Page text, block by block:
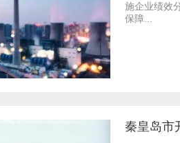
施企业绩效
保障...
秦皇岛市